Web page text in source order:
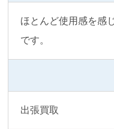
ほとんど使用感を感
です。
出張買取